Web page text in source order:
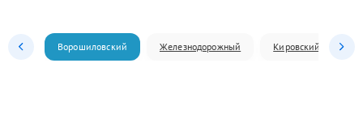
Ворошиловский Железнодорожный Кировский